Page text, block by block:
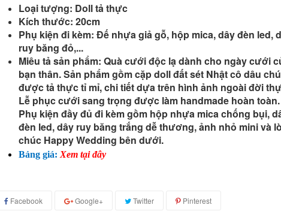
Loại tượng: Doll tả thực
Kích thước: 20cm
Phụ kiện đi kèm: Đế nhựa giả gỗ, hộp mica, dây đèn led,
ruy băng đỏ,...
Miêu tả sản phẩm: Quà cưới độc lạ dành cho ngày cưới
bạn thân. Sản phẩm gồm cặp doll đất sét Nhật cô dâu
được tả thực tỉ mỉ, chi tiết dựa trên hình ảnh ngoài đời
Lễ phục cưới sang trọng được làm handmade hoàn toàn.
Phụ kiện đầy đủ đi kèm gồm hộp nhựa mica chống bụi,
đèn led, dây ruy băng trắng dễ thương, ảnh nhỏ mini và
chúc Happy Wedding bên dưới.
Bảng giá: Xem tại đây
Facebook Google+ Twitter Pinterest